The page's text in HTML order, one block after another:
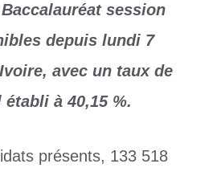
session
depuis lundi 7
avec un taux de
à 40,15 %.
présents, 133 518